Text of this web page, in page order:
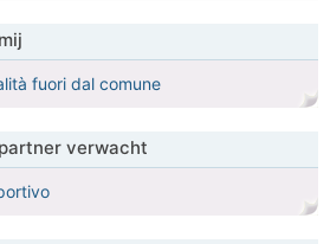
fuori dal comune
verwacht